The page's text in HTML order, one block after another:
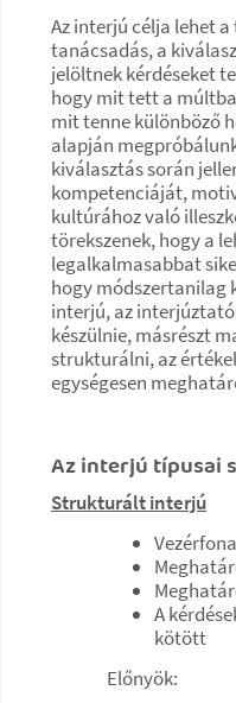
Az interjú célja lehet
tanácsadás, a
jelöltnek kérdéseket
hogy mit tett a
mit tenne különböző
alapján
kiválasztás során
kompetenciáját,
kultúrához való
törekszenek, hogy a
legalkalmasabbat
hogy módszertanilag
interjú, az
készülnie, másrészt
strukturálni, az
egységesen
Az interjú típusai
Strukturált interjú
A
kötött
Előnyök: